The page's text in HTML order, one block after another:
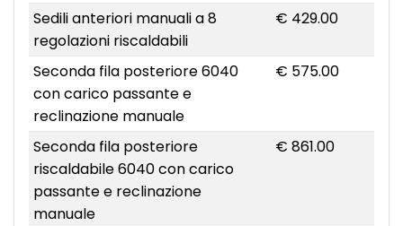
Sedili anteriori manuali a 8
regolazioni riscaldabili
€ 429.00
Seconda fila posteriore 6040
con carico passante e
reclinazione manuale
€ 575.00
Seconda fila posteriore
riscaldabile 6040 con carico
passante e reclinazione
manuale
€ 861.00